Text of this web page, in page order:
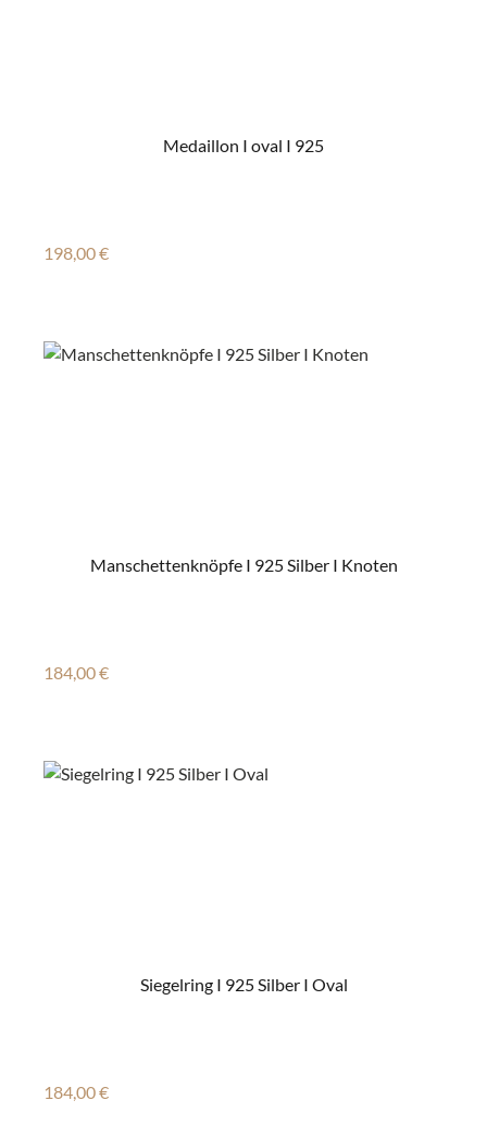
Medaillon I oval I 925
Regulärer Preis:
198,00 €
Manschettenknöpfe I 925 Silber I Knoten
Regulärer Preis:
184,00 €
Siegelring I 925 Silber I Oval
Regulärer Preis:
184,00 €